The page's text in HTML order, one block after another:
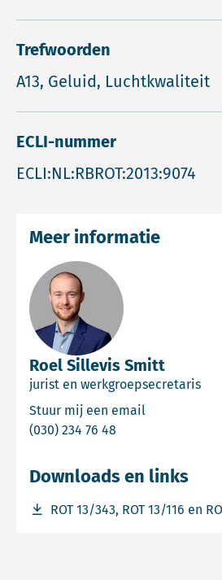
Trefwoorden
A13, Geluid, Luchtkwaliteit
ECLI-nummer
ECLI:NL:RBROT:2013:9074
Roel Sillevis Smitt
jurist en werkgroepsecretaris
Stuur mij een email
(030) 234 76 48
Meer informatie
Downloads en links
ROT 13/343, ROT 13/116 en
Download bestand ROT 13/343,